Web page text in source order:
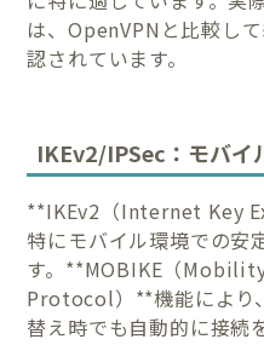
は、OpenVPNと比較して
認されています。
IKEv2/IPSec：モバイ
**IKEv2（Internet Key
特にモバイル環境での安
す。**MOBIKE（
Protocol）**機能により
替え時でも自動的に接続